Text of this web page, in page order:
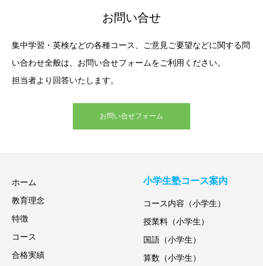
お問い合せ
集中学習・英検などの各種コース、ご意見ご要望などに関する問
い合わせ全般は、お問い合せフォームをご利用ください。
担当者より回答いたします。
お問い合せフォーム
ホーム
教育理念
特徴
コース
合格実績
小学生塾コース案内
コース内容（小学生）
授業料（小学生）
国語（小学生）
算数（小学生）